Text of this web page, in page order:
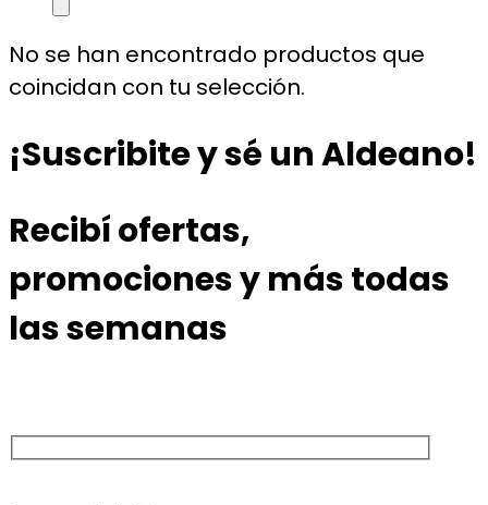
No se han encontrado productos que
coincidan con tu selección.
¡Suscribite y sé un Aldeano!
Recibí ofertas,
promociones y más todas
las semanas